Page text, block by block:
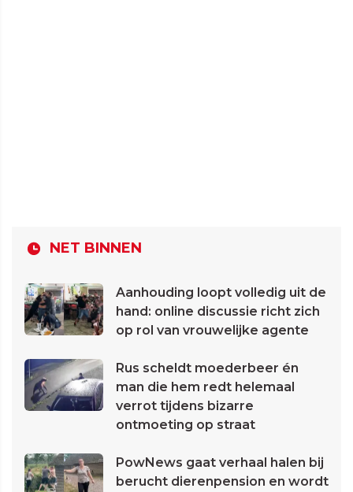
NET BINNEN
Aanhouding loopt volledig uit de
hand: online discussie richt zich
op rol van vrouwelijke agente
Rus scheldt moederbeer én
man die hem redt helemaal
verrot tijdens bizarre
ontmoeting op straat
PowNews gaat verhaal halen bij
berucht dierenpension en wordt